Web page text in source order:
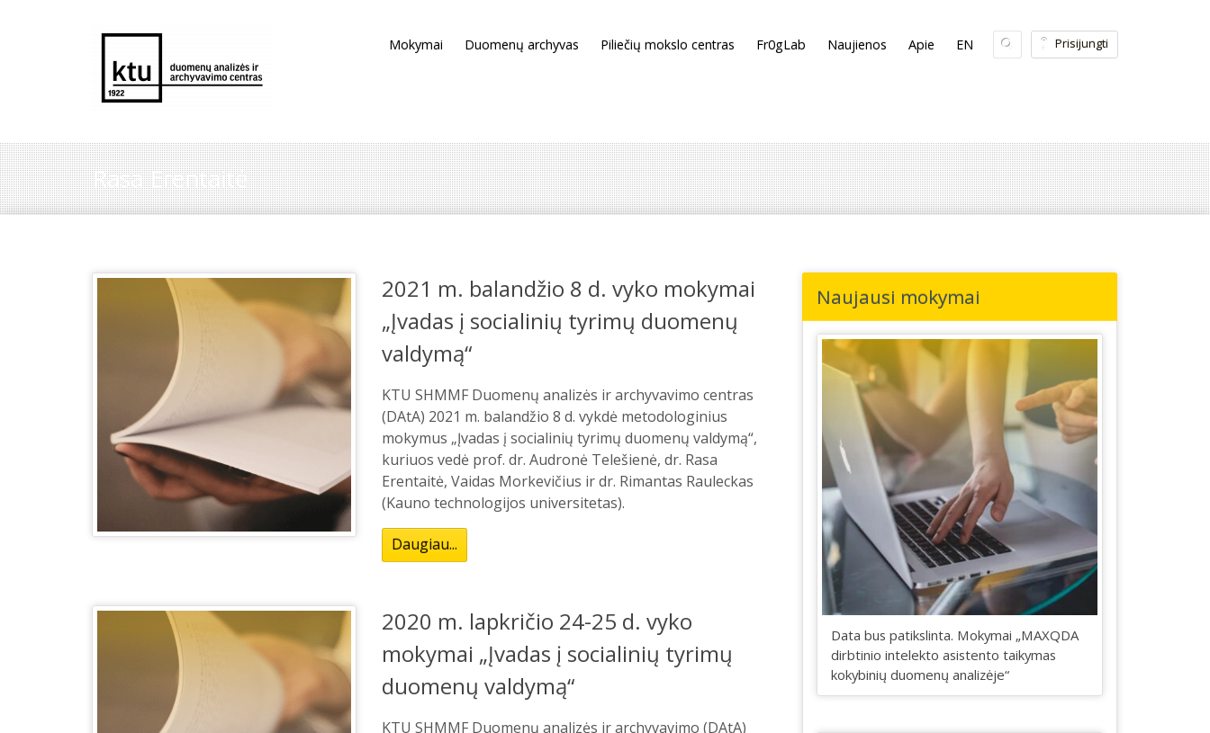
Prisijungti
Mokymai Duomenų archyvas Piliečių mokslo centras Fr0gLab Naujienos Apie EN
Rasa Erentaitė
2021 m. balandžio 8 d. vyko mokymai
„Įvadas į socialinių tyrimų duomenų
valdymą“
KTU SHMMF Duomenų analizės ir archyvavimo centras
(DAtA) 2021 m. balandžio 8 d. vykdė metodologinius
mokymus „Įvadas į socialinių tyrimų duomenų valdymą“,
kuriuos vedė prof. dr. Audronė Telešienė, dr. Rasa
Erentaitė, Vaidas Morkevičius ir dr. Rimantas Rauleckas
(Kauno technologijos universitetas).
Daugiau...
2020 m. lapkričio 24-25 d. vyko
mokymai „Įvadas į socialinių tyrimų
duomenų valdymą“
KTU SHMMF Duomenų analizės ir archyvavimo (DAtA)
Naujausi mokymai
Data bus patikslinta. Mokymai „MAXQDA
dirbtinio intelekto asistento taikymas
kokybinių duomenų analizėje“